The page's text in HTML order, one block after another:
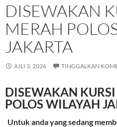
DISEWAKAN
MERAH
JAKARTA
JULI 3, 2026 TINGGALKAN
DISEWAKAN
POLOS WILAYAH
Untuk anda yang sedang